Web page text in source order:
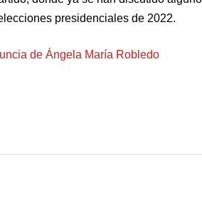
presidenciales de 2022.
de Ángela María Robledo